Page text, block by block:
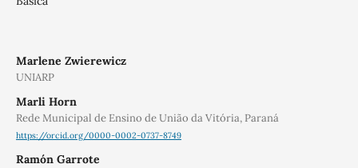
Marlene Zwierewicz
UNIARP
Marli Horn
Rede Municipal de Ensino de União da Vitória, Paraná
https://orcid.org/0000-0002-0737-8749
Ramón Garrote